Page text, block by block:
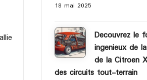
18 mai 2025
Decouvrez le
ingenieux de
de la Citroen
des circuits tout-terrain